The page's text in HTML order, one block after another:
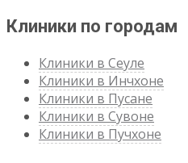
Клиники по городам
Клиники в Сеуле
Клиники в Инчхоне
Клиники в Пусане
Клиники в Сувоне
Клиники в Пучхоне